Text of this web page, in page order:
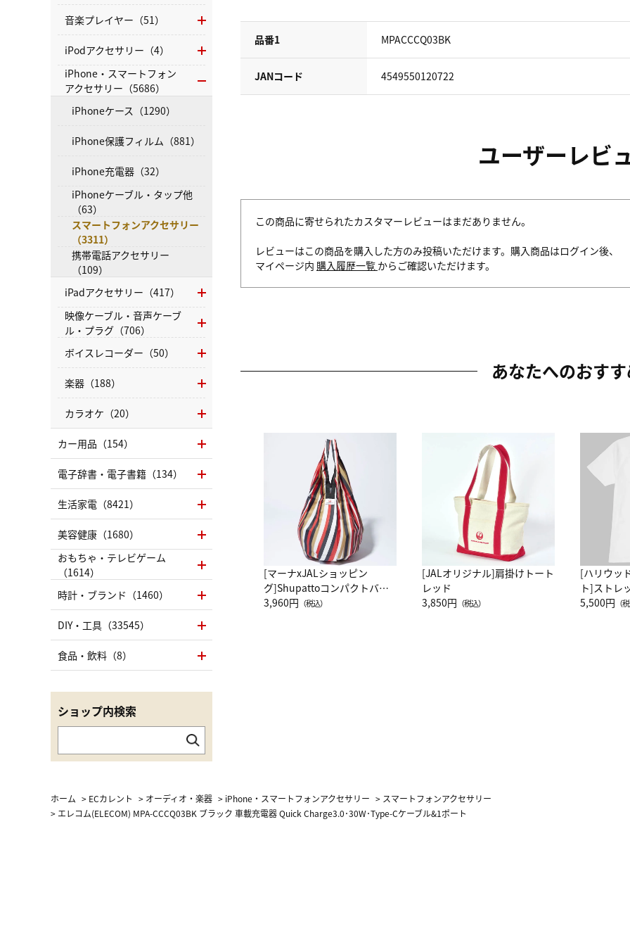
品番1 MPACCCQ03BK
JANコード 4549550120722
ユーザーレビ
この商品に寄せられたカスタマーレビューはまだありません。
レビューはこの商品を購入した方のみ投稿いただけます。購入商品はログイン後、
マイページ内 購入履歴一覧 からご確認いただけます。
あなたへのおす
[マーナxJALショッピン
グ]Shupattoコンパクトバッ
グ Drop JAL客室乗務員
3,960円 （税込）
[JALオリジナル]肩掛けトート
レッド
3,850円 （税込）
[ハリウッ
ト]ストレ
ーネック
5,500円 （
音楽プレイヤー（51）
iPodアクセサリー（4）
iPhone・スマートフォン
アクセサリー（5686）
iPhoneケース（1290）
iPhone保護フィルム（881）
iPhone充電器（32）
iPhoneケーブル・タップ他
（63）
スマートフォンアクセサリー
（3311）
携帯電話アクセサリー
（109）
iPadアクセサリー（417）
映像ケーブル・音声ケーブ
ル・プラグ（706）
ボイスレコーダー（50）
楽器（188）
カラオケ（20）
カー用品（154）
電子辞書・電子書籍（134）
生活家電（8421）
美容健康（1680）
おもちゃ・テレビゲーム
（1614）
時計・ブランド（1460）
DIY・工具（33545）
食品・飲料（8）
ショップ内検索
ホーム > ECカレント > オーディオ・楽器 > iPhone・スマートフォンアクセサリー > スマートフォンアクセサリー
> エレコム(ELECOM) MPA-CCCQ03BK ブラック 車載充電器 Quick Charge3.0･30W･Type-Cケーブル&1ポート